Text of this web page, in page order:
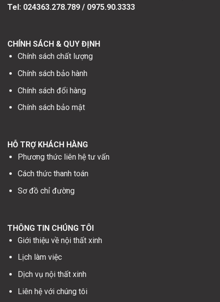
Tel: 024363.278.789 / 0975.90.3333
CHÍNH SÁCH & QUY ĐỊNH
Chính sách chất lượng
Chính sách bảo hành
Chính sách đổi hàng
Chính sách bảo mật
HỖ TRỢ KHÁCH HÀNG
Phương thức liên hệ tư vấn
Cách thức thanh toán
Sơ đồ chỉ đường
THÔNG TIN CHÚNG TÔI
Giới thiệu về nội thất xinh
Lịch làm việc
Dịch vụ nội thất xinh
Liên hệ với chúng tôi